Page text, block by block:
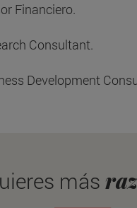
Financiero.
Consultant.
Development
más